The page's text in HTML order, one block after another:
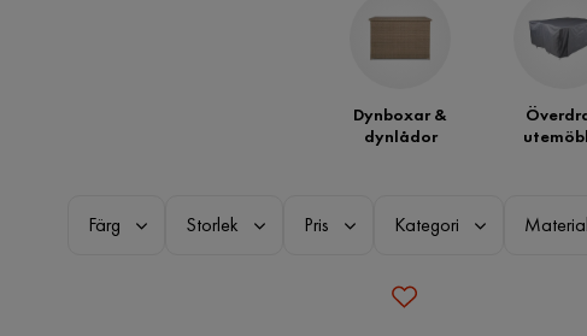
Dynboxar &
dynlådor
Färg Storlek Pris Kategori Material